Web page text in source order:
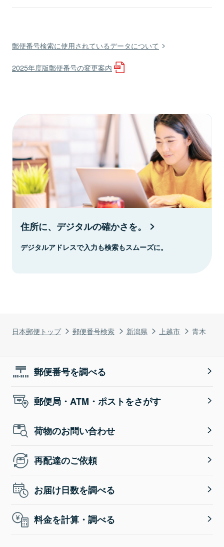
日本郵便トップ 郵便番号検索 新潟県 上越市 青木
郵便番号検索に使用されているデータについて
2025年度版郵便番号の変更案内
住所に、デジタルの確かさを。
デジタルアドレスで入力も検索もスムーズに。
郵便番号を調べる
郵便局・ATM・ポストをさがす
荷物のお問い合わせ
再配達のご依頼
お届け日数を調べる
料金を計算・調べる